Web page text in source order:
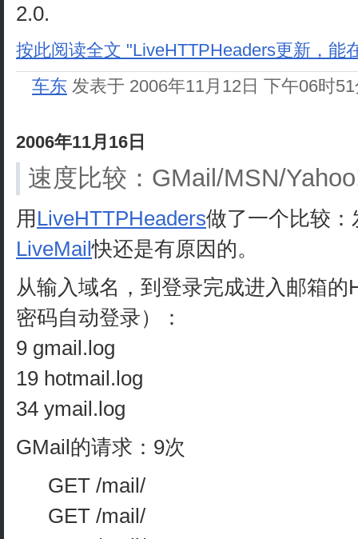
2.0.
按此阅读全文 "LiveHTTPHeaders更新，能
车东 发表于 2006年11月12日 下午06时
2006年11月16日
速度比较：GMail/MSN/
用 LiveHTTPHeaders做了一个比较：
LiveMail快还是有原因的。
从输入域名，到登录完成进入邮箱
密码自动登录）：
9 gmail.log
19 hotmail.log
34 ymail.log
GMail的请求：9次
GET /mail/
GET /mail/